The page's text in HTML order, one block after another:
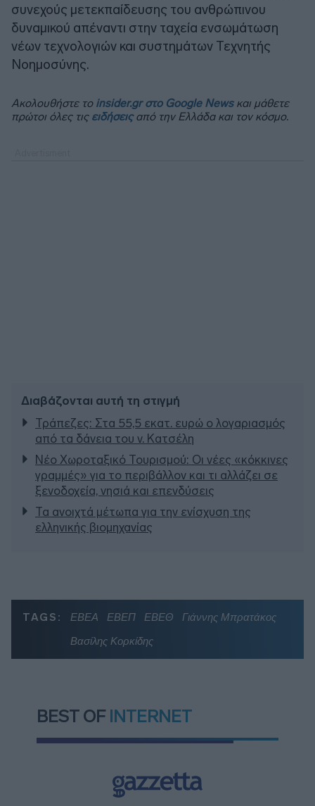
συνεχούς μετεκπαίδευσης του ανθρώπινου
δυναμικού απέναντι στην ταχεία ενσωμάτωση
νέων τεχνολογιών και συστημάτων Τεχνητής
Νοημοσύνης.
Ακολουθήστε το insider.gr στο Google Newsκαι μάθετε
πρώτοι όλες τις ειδήσειςαπό την Ελλάδα και τον κόσμο.
Διαβάζονται αυτή τη στιγμή
Τράπεζες: Στα 55,5 εκατ. ευρώ ο λογαριασμός
από τα δάνεια του ν. Κατσέλη
Νέο Χωροταξικό Τουρισμού: Οι νέες «κόκκινες
γραμμές» για το περιβάλλον και τι αλλάζει σε
ξενοδοχεία, νησιά και επενδύσεις
Τα ανοιχτά μέτωπα για την ενίσχυση της
ελληνικής βιομηχανίας
TAGS: ΕΒΕΑ ΕΒΕΠ ΕΒΕΘ
Γιάννης Μπρατάκος
Βασίλης Κορκίδης
BEST OF INTERNET